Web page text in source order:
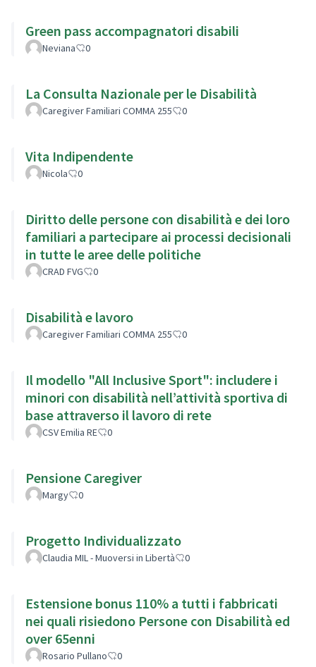
Green pass accompagnatori disabili
Neviana 0
La Consulta Nazionale per le Disabilità
Caregiver Familiari COMMA 255 0
Vita Indipendente
Nicola 0
Diritto delle persone con disabilità e dei loro
familiari a partecipare ai processi decisionali
in tutte le aree delle politiche
CRAD FVG 0
Disabilità e lavoro
Caregiver Familiari COMMA 255 0
Il modello "All Inclusive Sport": includere i
minori con disabilità nell’attività sportiva di
base attraverso il lavoro di rete
CSV Emilia RE 0
Pensione Caregiver
Margy 0
Progetto Individualizzato
Claudia MIL - Muoversi in Libertà 0
Estensione bonus 110% a tutti i fabbricati
nei quali risiedono Persone con Disabilità ed
over 65enni
Rosario Pullano 0